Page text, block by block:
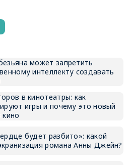
может запретить
интеллекту создавать
в кинотеатры: как
игры и почему это новый
кино
будет разбито»: какой
романа Анны Джейн?